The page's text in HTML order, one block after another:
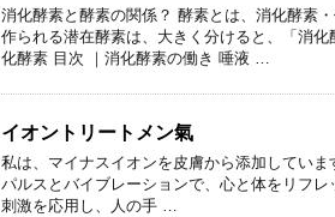
消化酵素と酵素の関係？ 酵素とは、消化酵素
作られる潜在酵素は、大きく分けると、「消
化酵素 目次 ｜消化酵素の働き 唾液 …
イオントリートメン氣
私は、マイナスイオンを皮膚から添加してい
パルスとバイブレーションで、心と体をリフ
刺激を応用し、人の手 …